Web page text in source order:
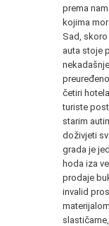
prema
kojima
Sad,
auta stoje
četiri
turiste
starim
doživjeti
grada je
hoda iza
prodaje
invalid